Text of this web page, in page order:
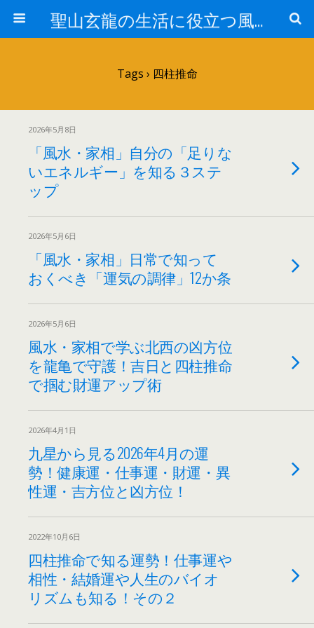
聖山玄龍の生活に役立つ風水
Tags › 四柱推命
2026年5月8日
「風水・家相」自分の「足りな
いエネルギー」を知る３ステ
ップ
2026年5月6日
「風水・家相」日常で知って
おくべき「運気の調律」12か条
2026年5月6日
風水・家相で学ぶ北西の凶方位
を龍亀で守護！吉日と四柱推命
で掴む財運アップ術
2026年4月1日
九星から見る2026年4月の運
勢！健康運・仕事運・財運・異
性運・吉方位と凶方位！
2022年10月6日
四柱推命で知る運勢！仕事運や
相性・結婚運や人生のバイオ
リズムも知る！その２